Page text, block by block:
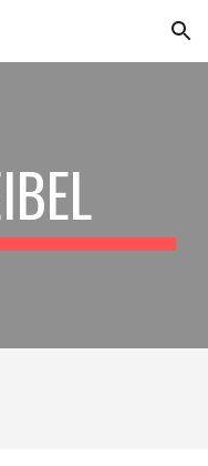
Skip to navigation